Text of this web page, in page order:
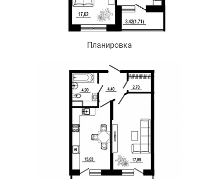
Планировка